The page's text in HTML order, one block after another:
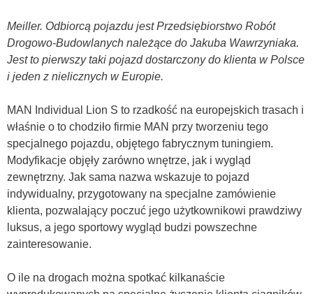
Meiller. Odbiorcą pojazdu jest Przedsiębiorstwo Robót
Drogowo-Budowlanych należące do Jakuba Wawrzyniaka.
Jest to pierwszy taki pojazd dostarczony do klienta w Polsce
i jeden z nielicznych w Europie.
MAN Individual Lion S to rzadkość na europejskich trasach i
właśnie o to chodziło firmie MAN przy tworzeniu tego
specjalnego pojazdu, objętego fabrycznym tuningiem.
Modyfikacje objęły zarówno wnętrze, jak i wygląd
zewnętrzny. Jak sama nazwa wskazuje to pojazd
indywidualny, przygotowany na specjalne zamówienie
klienta, pozwalający poczuć jego użytkownikowi prawdziwy
luksus, a jego sportowy wygląd budzi powszechne
zainteresowanie.
O ile na drogach można spotkać kilkanaście